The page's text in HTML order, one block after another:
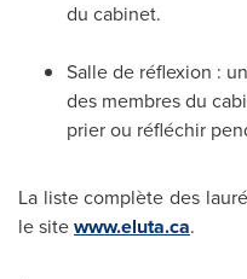
du cabinet.
Salle de réflexion :
des membres du
prier ou réfléchir
La liste complète des
le sitewww.eluta.ca.